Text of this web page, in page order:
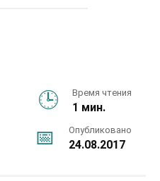
Время чтения
1 мин.
Опубликовано
24.08.2017